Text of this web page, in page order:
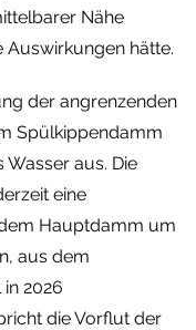
Nähe
hätte.
der angrenzenden
Spülkippendamm
aus. Die
eine
Hauptdamm um
aus dem
2026
die Vorflut der